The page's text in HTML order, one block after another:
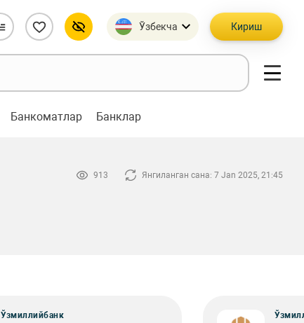
Ўзбекча Кириш
Банкоматлар Банклар
913 Янгиланган сана: 7 Jan 2025, 21:45
Ўзмиллийбанк